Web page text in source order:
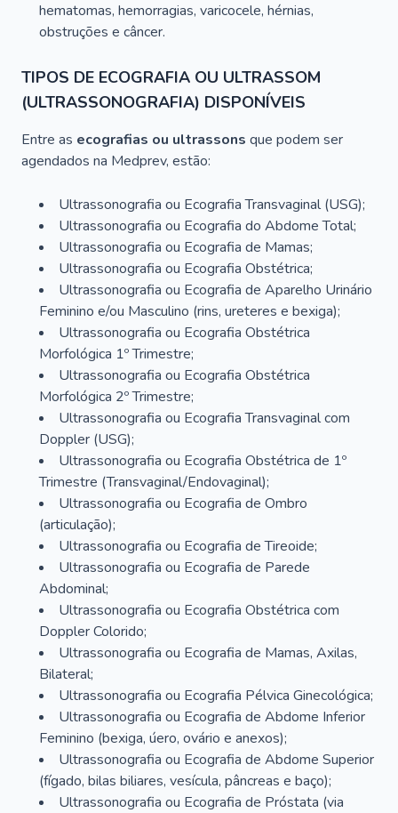
hematomas, hemorragias, varicocele, hérnias,
obstruções e câncer.
TIPOS DE ECOGRAFIA OU ULTRASSOM
(ULTRASSONOGRAFIA) DISPONÍVEIS
Entre as ecografias ou ultrassons que podem ser
agendados na Medprev, estão:
Ultrassonografia ou Ecografia Transvaginal (USG);
Ultrassonografia ou Ecografia do Abdome Total;
Ultrassonografia ou Ecografia de Mamas;
Ultrassonografia ou Ecografia Obstétrica;
Ultrassonografia ou Ecografia de Aparelho Urinário
Feminino e/ou Masculino (rins, ureteres e bexiga);
Ultrassonografia ou Ecografia Obstétrica
Morfológica 1º Trimestre;
Ultrassonografia ou Ecografia Obstétrica
Morfológica 2º Trimestre;
Ultrassonografia ou Ecografia Transvaginal com
Doppler (USG);
Ultrassonografia ou Ecografia Obstétrica de 1º
Trimestre (Transvaginal/Endovaginal);
Ultrassonografia ou Ecografia de Ombro
(articulação);
Ultrassonografia ou Ecografia de Tireoide;
Ultrassonografia ou Ecografia de Parede
Abdominal;
Ultrassonografia ou Ecografia Obstétrica com
Doppler Colorido;
Ultrassonografia ou Ecografia de Mamas, Axilas,
Bilateral;
Ultrassonografia ou Ecografia Pélvica Ginecológica;
Ultrassonografia ou Ecografia de Abdome Inferior
Feminino (bexiga, úero, ovário e anexos);
Ultrassonografia ou Ecografia de Abdome Superior
(fígado, bilas biliares, vesícula, pâncreas e baço);
Ultrassonografia ou Ecografia de Próstata (via